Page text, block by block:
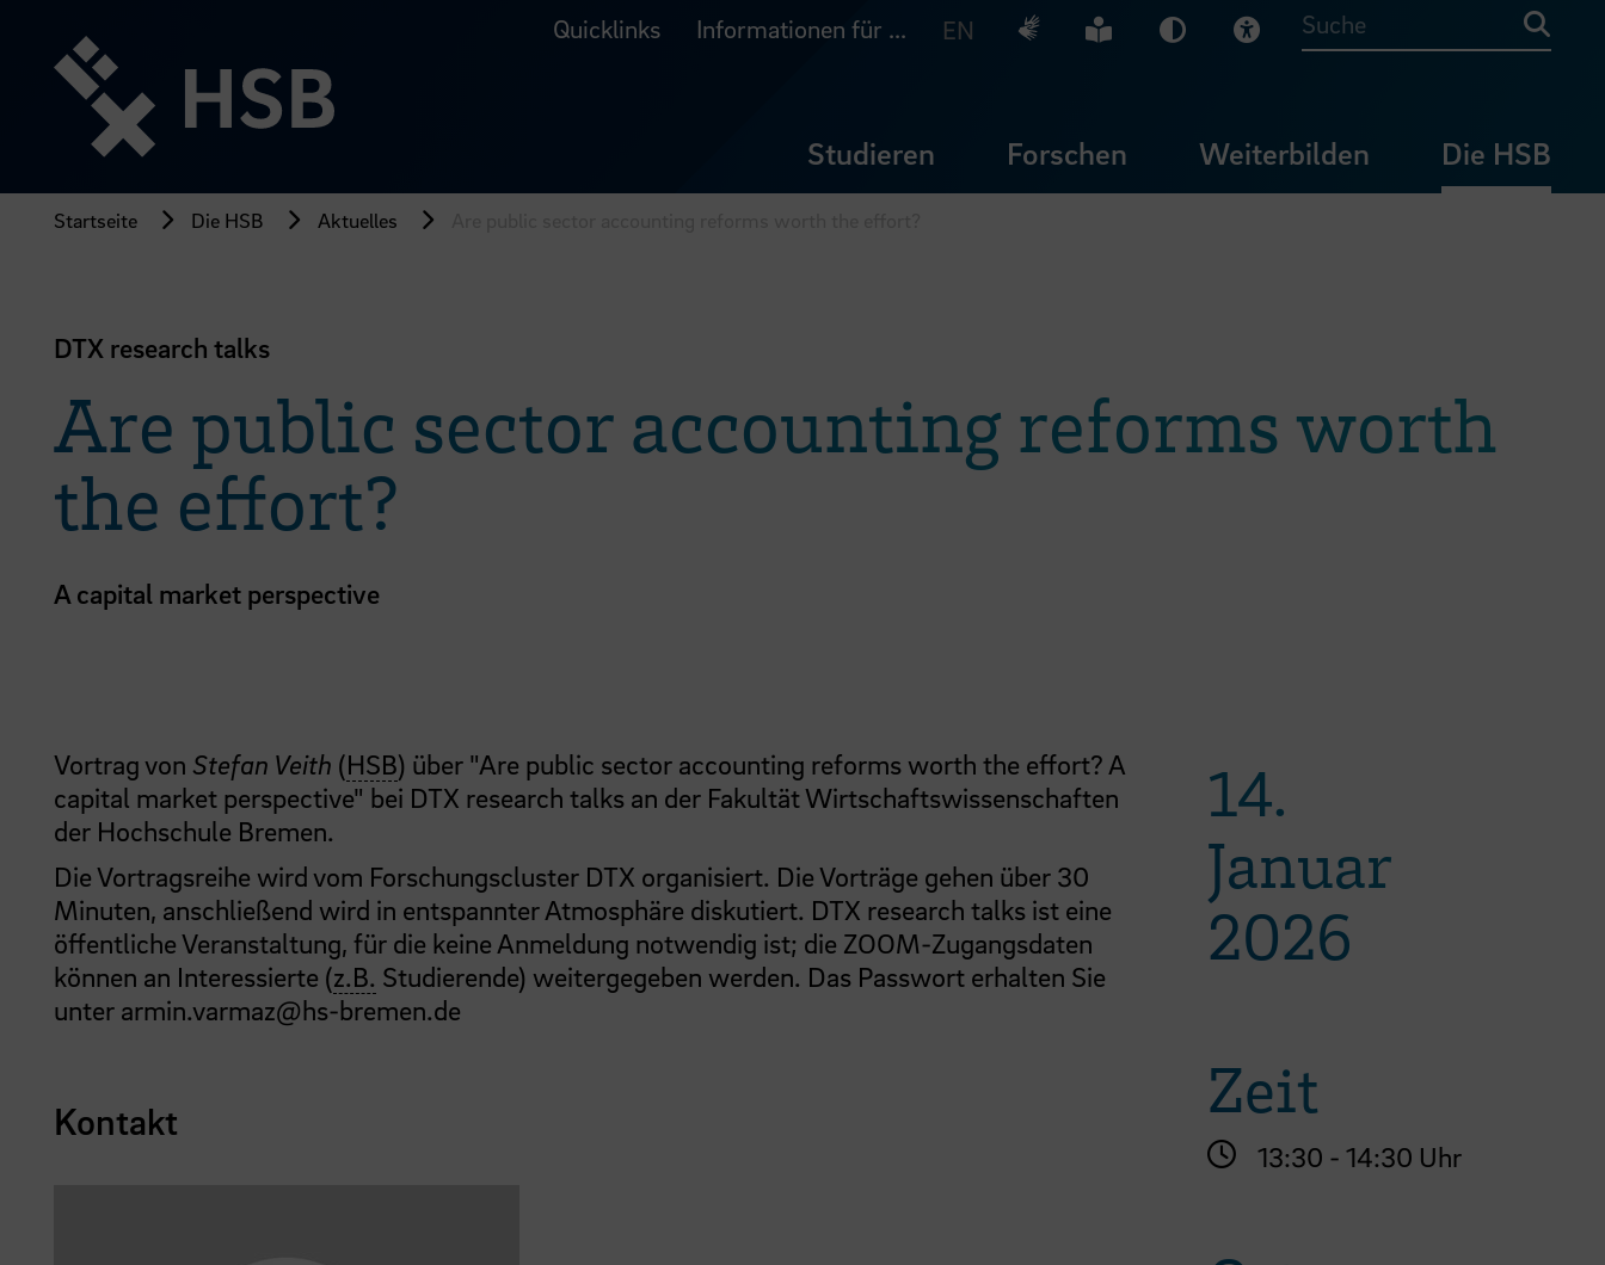
Seiteninhalt
springen
Quicklinks Informationen für ... EN Deutsche Gebärdensprache
Leichte Sprache
Dunkel-Modus
Visuelle Hilfe
Suche
Studieren Forschen Weiterbilden Die HSB
Startseite Die HSB Aktuelles
DTX research talks
Are public sector accounting reforms worth
the effort?
A capital market perspective
Vortrag von Stefan Veith (HSB) über "Are public sector accounting reforms worth the effort? A
capital market perspective" bei DTX research talks an der Fakultät Wirtschaftswissenschaften
der Hochschule Bremen.
Die Vortragsreihe wird vom Forschungscluster DTX organisiert. Die Vorträge gehen über 30
Minuten, anschließend wird in entspannter Atmosphäre diskutiert. DTX research talks ist eine
öffentliche Veranstaltung, für die keine Anmeldung notwendig ist; die ZOOM-Zugangsdaten
können an Interessierte (z.B. Studierende) weitergegeben werden. Das Passwort erhalten Sie
unter armin.varmaz@hs-bremen.de
Kontakt
14.
Januar
2026
Zeit
13:30 - 14:30 Uhr